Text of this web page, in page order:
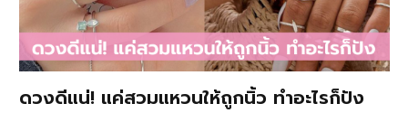
ดวงดีแน่! แค่สวมแหวนให้ถูกนิ้ว ทำอะไรก็ปัง